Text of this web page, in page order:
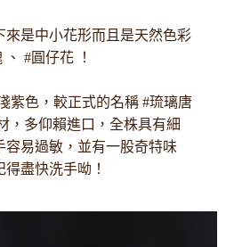
來是中小花形而且是天然色彩
#圓仔花 ！
紫色，較正式的名稱 #琉璃唐
，多仰賴進口，全株具有細
容易過敏，並有一股奇特味
盡快洗手呦！